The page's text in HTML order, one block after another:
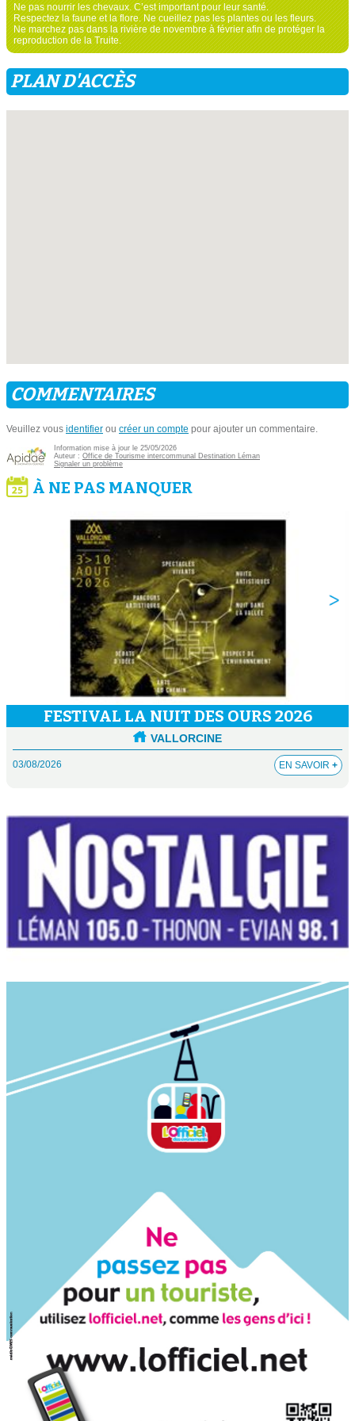
Ne pas nourrir les chevaux. C’est important pour leur santé.
Respectez la faune et la flore. Ne cueillez pas les plantes ou les fleurs.
Ne marchez pas dans la rivière de novembre à février afin de protéger la
reproduction de la Truite.
PLAN D'ACCÈS
COMMENTAIRES
Veuillez vous identifier ou créer un compte pour ajouter un commentaire.
Information mise à jour le 25/05/2026
Auteur : Office de Tourisme intercommunal Destination Léman
Signaler un problème
À NE PAS MANQUER
FESTIVAL LA NUIT DES OURS 2026
VALLORCINE
03/08/2026 EN SAVOIR +